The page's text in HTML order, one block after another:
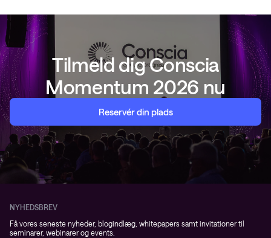
Tilmeld dig Conscia
Momentum 2026 nu
Reservér din plads
NYHEDSBREV
Få vores seneste nyheder, blogindlæg, whitepapers samt invitationer til
seminarer, webinarer og events.